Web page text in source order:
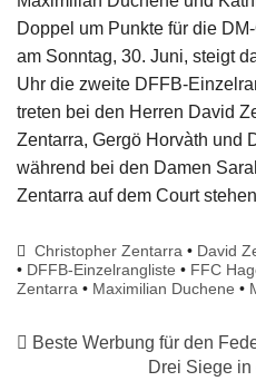
Doppel um Punkte für die
am Sonntag, 30. Juni, steigt
Uhr die zweite DFFB-
treten bei den Herren David
Zentarra, Gergö Horvàth und
während bei den Damen
Zentarra auf dem Court
Christopher Zentarra • David
• DFFB-Einzelrangliste • FFC
Zentarra • Maximilian Duchene •
Beste Werbung für den
Drei Siege